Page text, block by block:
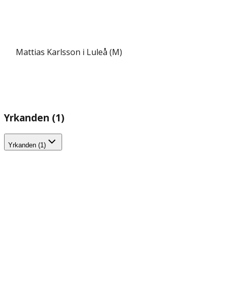
Mattias Karlsson i Luleå (M)
Yrkanden (1)
Yrkanden (1)